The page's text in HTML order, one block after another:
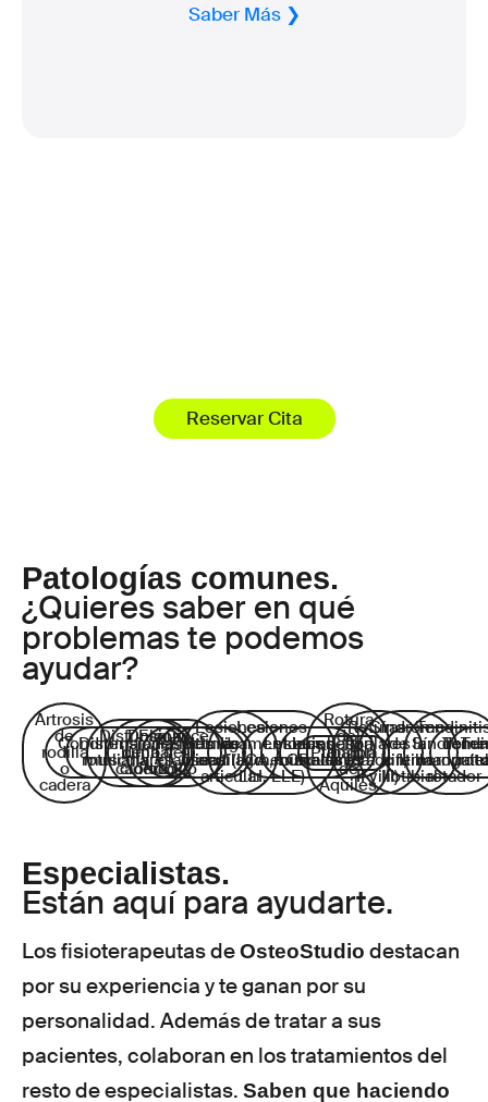
Saber Más ❯
Reservar Cita
Patologías comunes.
¿Quieres saber en qué
problemas te podemos
ayudar?
Artrosis
de
rodilla
o
cadera
Condromalacia
rotuliana
Distensiones
musculares
Disfunción
de la
cadera
Dolor
lumbar
crónico
Esguince
de
tobillo
Fascitis
plantar
Fracturas
óseas
Hernia
discal
Lesiones
de
cartílago
articular
Lesiones
ligamentosas
(LCA, LCP,
LLI, LLE)
Lesiones
meniscales
Lesiones
musculares
Lumbalgia
mecánica
Pubalgia
Rotura
del
tendón
de
Aquiles
Roturas
fibrilares
(grado I,
II y III)
Síndrome
de la
cintilla
iliotibial
Síndrome
del
rotador
Especialistas.
Están aquí para ayudarte.
Los fisioterapeutas deOsteoStudio destacan
por su experiencia y te ganan por su
personalidad. Además de tratar a sus
pacientes, colaboran en los tratamientos del
resto de especialistas. Saben que haciendo